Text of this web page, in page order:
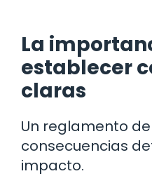
La
establecer
claras
Un reglamento
consecuencias
impacto.